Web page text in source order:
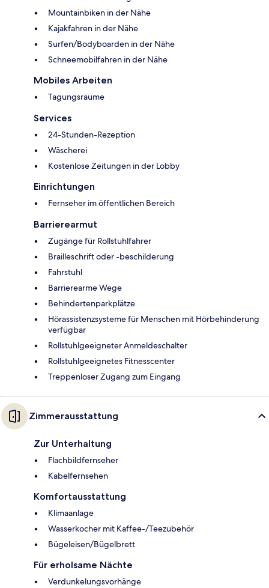
Mountainbiken in der Nähe
Kajakfahren in der Nähe
Surfen/Bodyboarden in der Nähe
Schneemobilfahren in der Nähe
Mobiles Arbeiten
Tagungsräume
Services
24-Stunden-Rezeption
Wäscherei
Kostenlose Zeitungen in der Lobby
Einrichtungen
Fernseher im öffentlichen Bereich
Barrierearmut
Zugänge für Rollstuhlfahrer
Brailleschrift oder -beschilderung
Fahrstuhl
Barrierearme Wege
Behindertenparkplätze
Hörassistenzsysteme für Menschen mit Hörbehinderung
verfügbar
Rollstuhlgeeigneter Anmeldeschalter
Rollstuhlgeeignetes Fitnesscenter
Treppenloser Zugang zum Eingang
Zimmerausstattung
Zur Unterhaltung
Flachbildfernseher
Kabelfernsehen
Komfortausstattung
Klimaanlage
Wasserkocher mit Kaffee-/Teezubehör
Bügeleisen/Bügelbrett
Für erholsame Nächte
Verdunkelungsvorhänge